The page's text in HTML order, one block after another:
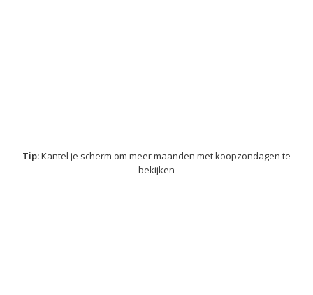
Tip:Kantel je scherm om meer maanden met koopzondagen te
bekijken